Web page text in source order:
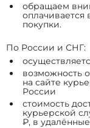
обращаем
оплачивается
покупки.
По России и СНГ:
возможность
на сайте
России
стоимость
курьерской
₽, в